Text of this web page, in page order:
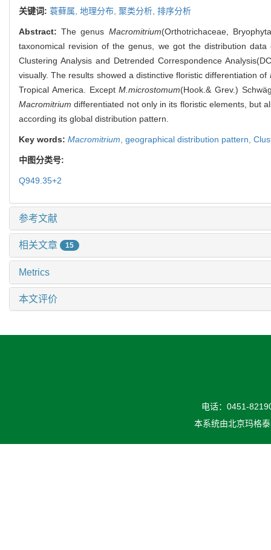
关键词: 蓑藓属, 地理分布, 聚类分析, 排序分析
Abstract:The genus Macromitrium(Orthotrichaceae,
taxonomical revision of the genus, we got the distribution
Clustering Analysis and Detrended Correspondence
visually. The results showed a distinctive floristic differentiation of
Tropical America. ExceptM.microstomum(Hook.& Grev.)
Macromitrium differentiated not only in its floristic elements, but
according its global distribution pattern.
Key words: Macromitrium geographical distribution pattern,
中图分类号:
Q949.35+2
参考文献
相关文章 15
Metrics
本文评价
电话：0451-
本系统由北京玛格